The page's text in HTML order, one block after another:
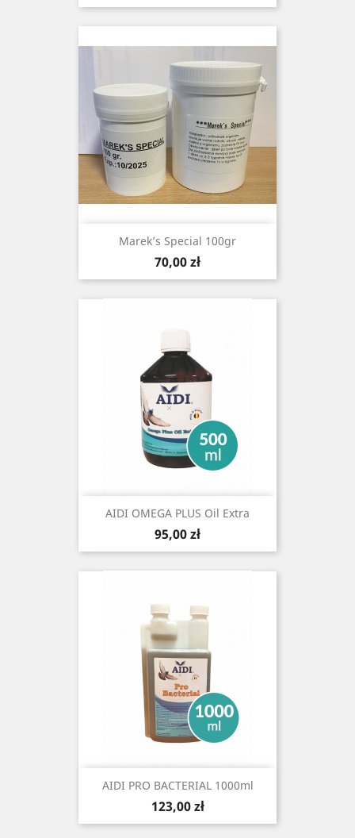
Marek’s Special 100gr
Cena
70,00 zł
AIDI OMEGA PLUS Oil Extra
Cena
95,00 zł
AIDI PRO BACTERIAL 1000ml
Cena
123,00 zł